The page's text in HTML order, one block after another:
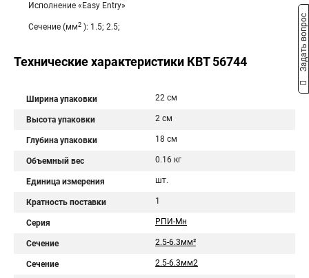
Исполнение «Easy Entry»
Сечение (мм2 ): 1.5; 2.5;
Технические характеристики КВТ 56744
Ширина упаковки 22 см
Высота упаковки 2 см
Глубина упаковки 18 см
Объемный вес 0.16 кг
Единица измерения шт.
Кратность поставки 1
Серия РПИ-Мн
Сечение 2.5-6.3мм²
Сечение 2.5-6.3мм2
Задать вопрос